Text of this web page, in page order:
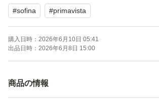
#sofina #primavista
購入日時： 2026年6月10日 05:41
出品日時： 2026年6月8日 15:00
商品の情報